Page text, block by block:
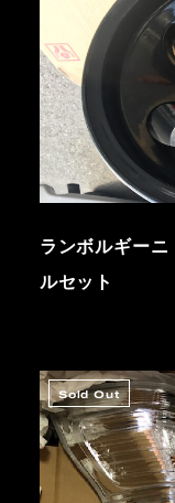
ランボルギー
ルセット
Sold Out